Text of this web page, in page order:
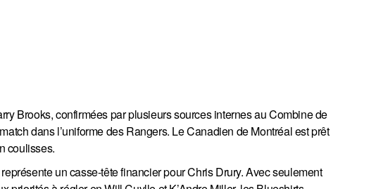
Brooks, confirmées par plusieurs sources internes au Combine de
dans l’uniforme des Rangers. Le Canadien de Montréal est prêt
coulisses.
un casse-tête financier pour Chris Drury. Avec seulement